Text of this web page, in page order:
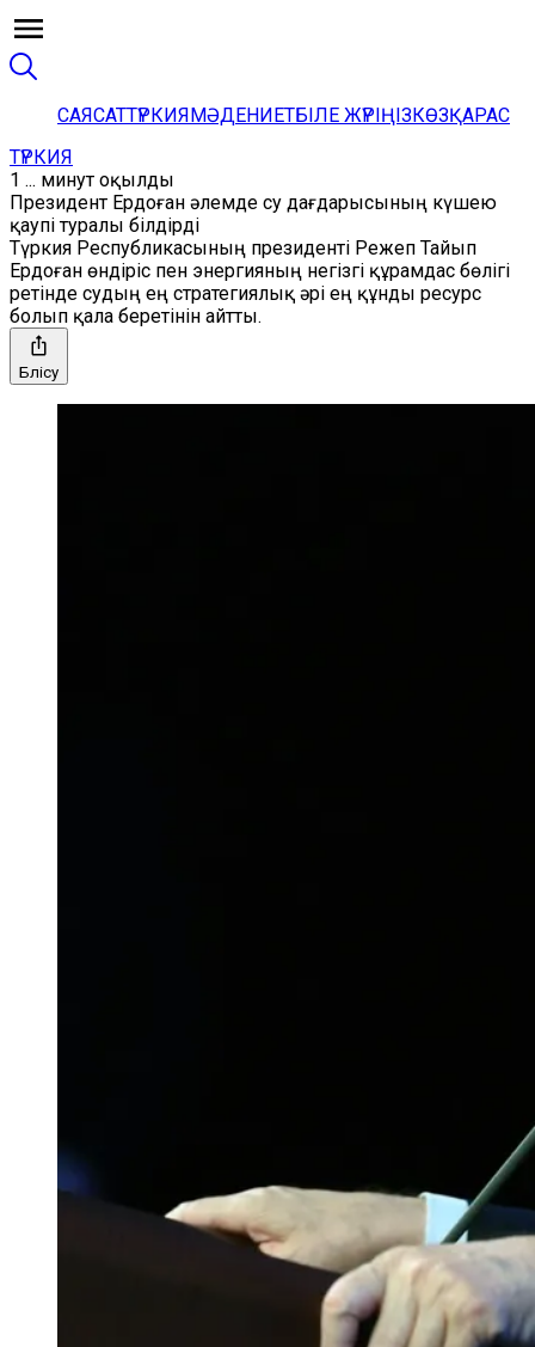
САЯСАТТҮРКИЯМӘДЕНИЕТБІЛЕ ЖҮРІҢІЗКӨЗҚАРАС
ТҮРКИЯ
1 ... минут оқылды
Президент Ердоған әлемде су дағдарысының күшею
қаупі туралы білдірді
Түркия Республикасының президенті Режеп Тайып
Ердоған өндіріс пен энергияның негізгі құрамдас бөлігі
ретінде судың ең стратегиялық әрі ең құнды ресурс
болып қала беретінін айтты.
Бөлісу